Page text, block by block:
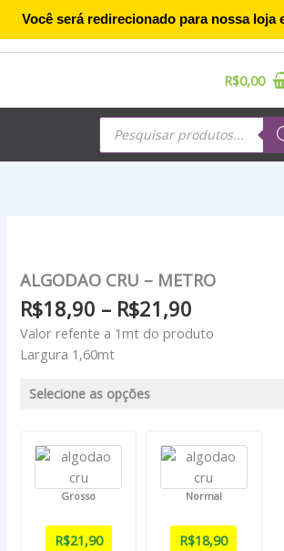
o
R$0,00
Pesquisar
produtos
ALGODAO CRU – METRO
R$18,90 – R$21,90
preço:
R$18,90
R$21,90
Valor refente a 1mt do produto
Largura 1,60mt
Selecione as opções
Grosso
R$21,90
Normal
R$18,90
Você será redirecionado para nossa loja